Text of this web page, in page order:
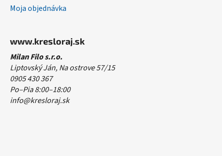
Moja objednávka
www.kresloraj.sk
Milan Filo s.r.o.
Liptovský Ján, Na ostrove 57/15
0905 430 367
Po–Pia 8:00–18:00
info@kresloraj.sk